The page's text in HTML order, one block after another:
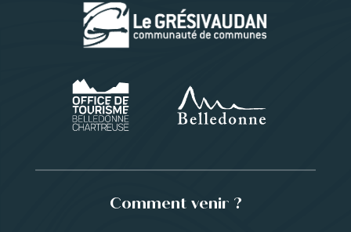
Comment venir ?